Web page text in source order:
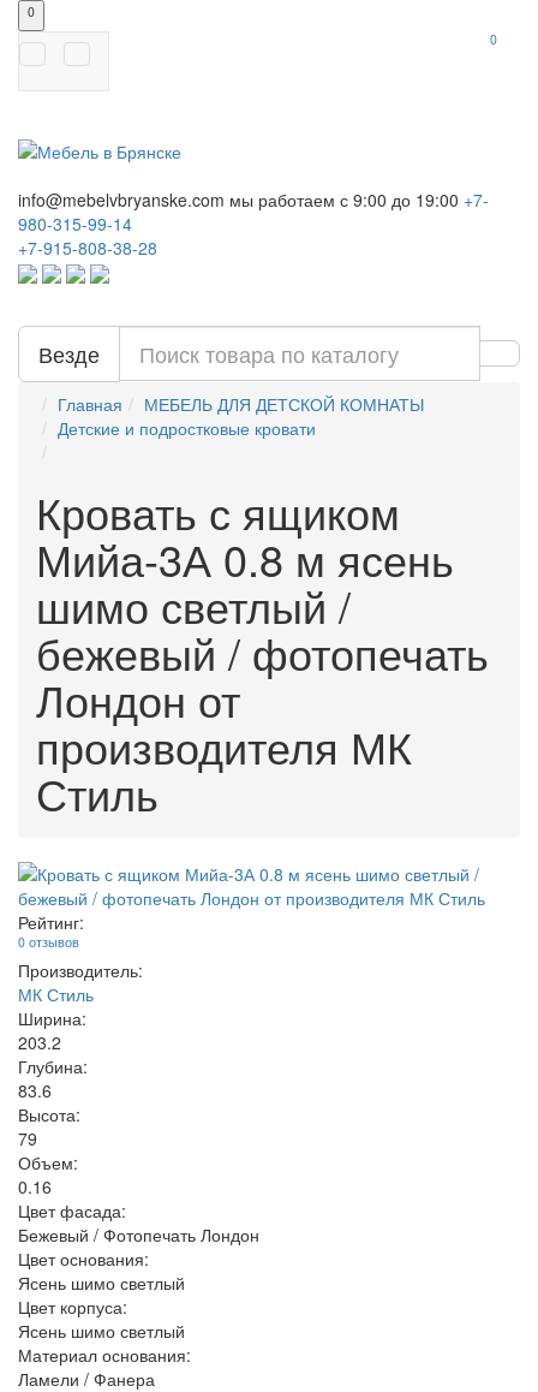
0
0
info@mebelvbryanske.com мы работаем с 9:00 до 19:00 +7-
980-315-99-14
+7-915-808-38-28
Везде
Главная
МЕБЕЛЬ ДЛЯ ДЕТСКОЙ КОМНАТЫ
Детские и подростковые кровати
Кровать с ящиком
Мийа-3А 0.8 м ясень
шимо светлый /
бежевый / фотопечать
Лондон от
производителя МК
Стиль
Рейтинг:
0 отзывов
Производитель:
МК Стиль
Ширина:
203.2
Глубина:
83.6
Высота:
79
Объем:
0.16
Цвет фасада:
Бежевый / Фотопечать Лондон
Цвет основания:
Ясень шимо светлый
Цвет корпуса:
Ясень шимо светлый
Материал основания:
Ламели / Фанера